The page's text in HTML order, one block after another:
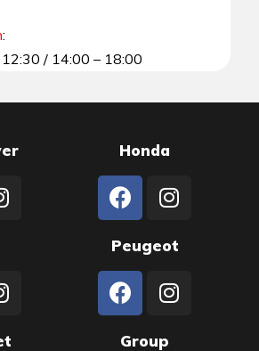
:
/ 14:00 – 18:00
Honda
Peugeot
Group